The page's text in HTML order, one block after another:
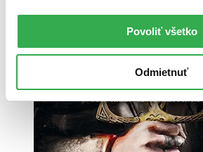
Povoliť všetko
Odmietnuť